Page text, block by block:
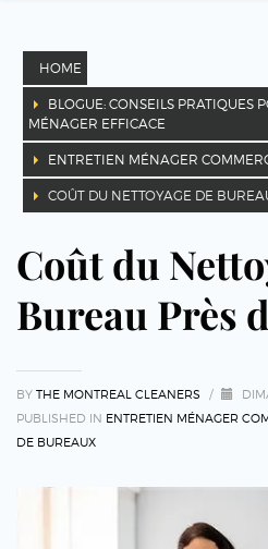
HOME
BLOGUE: CONSEILS PRATIQUES
MÉNAGER EFFICACE
ENTRETIEN MÉNAGER
COÛT DU NETTOYAGE DE
Coût du
Bureau Près
BY THE MONTREAL CLEANERS /
PUBLISHED IN ENTRETIEN MÉNAGER
DE BUREAUX